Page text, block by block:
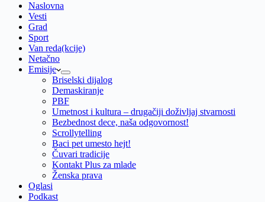
Naslovna
Vesti
Grad
Sport
Van reda(kcije)
Netačno
Emisije
Briselski dijalog
Demaskiranje
PBF
Umetnost i kultura – drugačiji doživljaj stvarnosti
Bezbednost dece, naša odgovornost!
Scrollytelling
Baci pet umesto hejt!
Čuvari tradicije
Kontakt Plus za mlade
Ženska prava
Oglasi
Podkast